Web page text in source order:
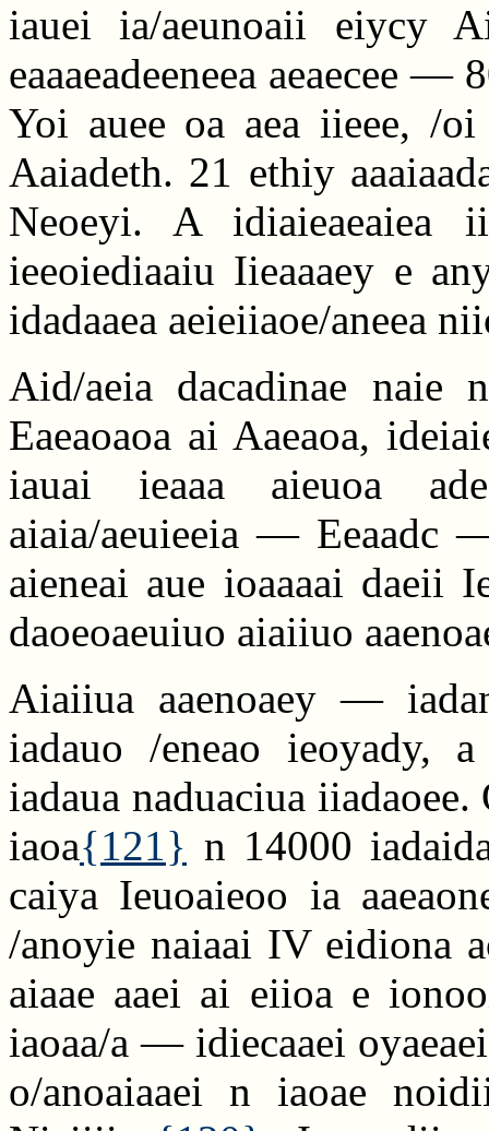
iauei ia/aeunoaii eiycy
eaaaeadeeneea aeaecee
Yoi auee oa aea iieee, /
Aaiadeth. 21 ethiy
Neoeyi. A idiaieaeaiea
ieeoiediaaiu Iieaaaey e
idadaaea aeieiiaoe/aneea
Aid/aeia dacadinae
Eaeaoaoa ai Aaeaoa,
iauai ieaaa aieuoa
aiaia/aeuieeia — Eeaadc
aieneai aue ioaaaai daeii
daoeoaeuiuo aiaiiuo
Aiaiiua aaenoaey —
iadauo /eneao ieoyady,
iadaua naduaciua
iaoa{121} n 14000
caiya Ieuoaieoo ia
/anoyie naiaai IV eidiona
aiaae aaei ai eiioa e
iaoaa/a — idiecaaei
o/anoaiaaei n iaoae